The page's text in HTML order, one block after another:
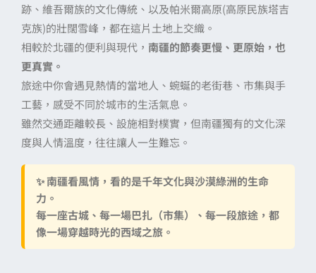
跡、維吾爾族的文化傳統、以及帕米爾高原(高原民族塔吉
克族)的壯闊雪峰，都在這片土地上交織。
相較於北疆的便利與現代， 南疆的節奏更慢、更原始，也
更真實。
旅途中你會遇見熱情的當地人、蜿蜒的老街巷、市集與手
工藝，感受不同於城市的生活氣息。
雖然交通距離較長、設施相對樸實，但南疆獨有的文化深
度與人情溫度，往往讓人一生難忘。
✨南疆看風情，看的是千年文化與沙漠綠洲的生命
力。
每一座古城、每一場巴扎（市集）、每一段旅途，都
像一場穿越時光的西域之旅。